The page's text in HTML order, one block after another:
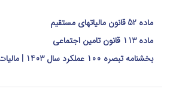
ماده 52 قانون مالیاتهای مستقیم
ماده 113 قانون تامین اجتماعی
بخشنامه تبصره 100 عملکرد سال 1403 | مالیات مقطوع مشاغل